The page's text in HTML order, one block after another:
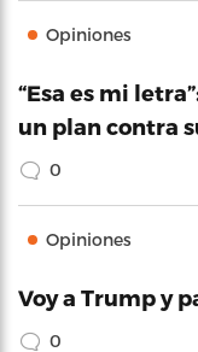
Opiniones
“Esa es mi
un plan contra
0
Opiniones
Voy a Trump y
0